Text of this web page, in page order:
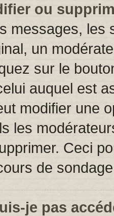
ou
messages, les
un
sur le
auquel est
modifier une
les
Ceci
de
je pas